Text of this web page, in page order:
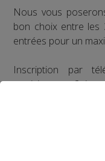
Nous vous
bon choix entre les
entrées pour un
Inscription par
participer aux 2
Pour cette semaine
et la personne